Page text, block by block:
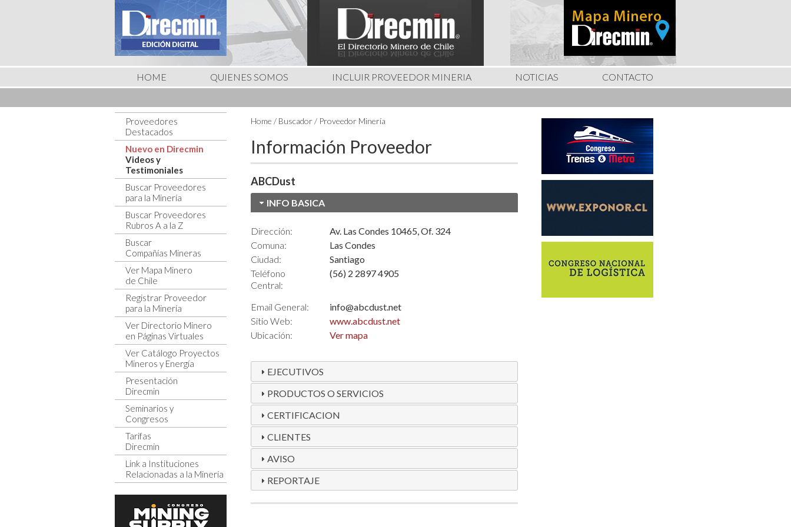
HOME QUIENES SOMOS INCLUIR PROVEEDOR MINERIA NOTICIAS CONTACTO
Proveedores
Destacados
Nuevo en Direcmin
Videos y
Testimoniales
Buscar Proveedores
para la Minería
Buscar Proveedores
Rubros A a la Z
Buscar
Compañías Mineras
Ver Mapa Minero
de Chile
Registrar Proveedor
para la Minería
Ver Directorio Minero
en Páginas Virtuales
Ver Catálogo Proyectos
Mineros y Energía
Presentación
Direcmin
Seminarios y
Congresos
Tarifas
Direcmin
Link a Instituciones
Relacionadas a la Minería
Home / Buscador / Proveedor Minería
Información Proveedor
ABCDust
INFO BASICA
Dirección:
Av. Las Condes 10465, Of. 324
Comuna:
Las Condes
Ciudad:
Santiago
Teléfono
Central:
(56) 2 2897 4905
Email General:
info@abcdust.net
Sitio Web:
www.abcdust.net
Ubicación:
Ver mapa
EJECUTIVOS
PRODUCTOS O SERVICIOS
CERTIFICACION
CLIENTES
AVISO
REPORTAJE